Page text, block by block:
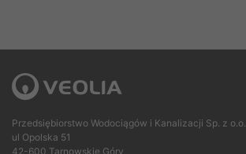
Przedsiębiorstwo Wodociągów i Kanalizacji Sp. z o.o.
ul Opolska 51
42-600 Tarnowskie Góry